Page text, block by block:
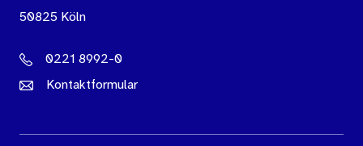
50825 Köln
0221 8992-0
Kontaktformular